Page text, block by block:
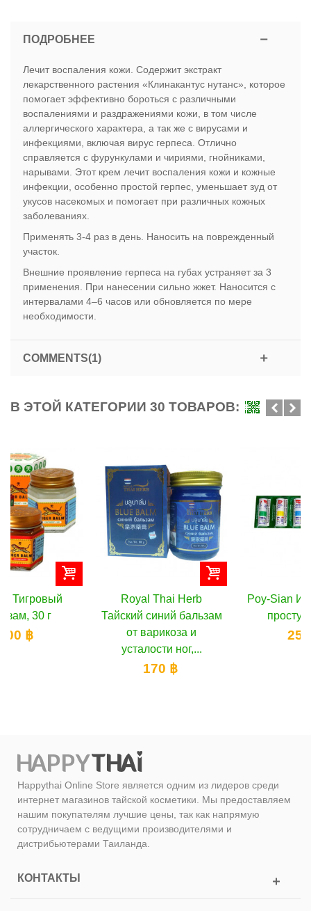
ПОДРОБНЕЕ
Лечит воспаления кожи. Содержит экстракт
лекарственного растения «Клинакантус нутанс», которое
помогает эффективно бороться с различными
воспалениями и раздражениями кожи, в том числе
аллергического характера, а так же с вирусами и
инфекциями, включая вирус герпеса. Отлично
справляется с фурункулами и чириями, гнойниками,
нарывами. Этот крем лечит воспаления кожи и кожные
инфекции, особенно простой герпес, уменьшает зуд от
укусов насекомых и помогает при различных кожных
заболеваниях.
Применять 3-4 раз в день. Наносить на поврежденный
участок.
Внешние проявление герпеса на губах устраняет за 3
применения. При нанесении сильно жжет. Наносится с
интервалами 4–6 часов или обновляется по мере
необходимости.
COMMENTS(1)
В ЭТОЙ КАТЕГОРИИ 30 ТОВАРОВ:
Royal Thai Herb
Тайский синий бальзам
усталости ног,...
Poy-Sian Ингалятор от
простуды, 6 шт
Happythai Online Store является одним из лидеров среди
интернет магазинов тайской косметики. Мы предоставляем
нашим покупателям лучшие цены, так как напрямую
сотрудничаем с ведущими производителями и
дистрибьютерами Таиланда.
КОНТАКТЫ